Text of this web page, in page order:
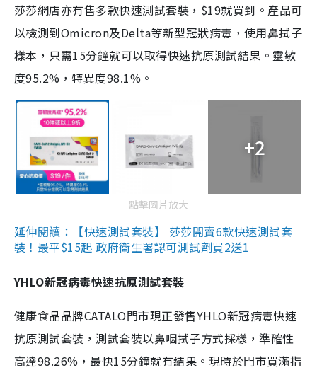
莎莎網店亦有售多款快速測試套裝，$19就買到。產品可
以檢測到Omicron及Delta等新型冠狀病毒，使用鼻拭子
樣本，只需15分鐘就可以取得快速抗原測試結果。靈敏
度95.2%，特異度98.1%。
+2
點擊圖片放大
延伸閱讀：【快速測試套裝】 莎莎開賣6款快速測試套
裝！最平$15起 政府衛生署認可測試劑買2送1
YHLO新冠病毒快速抗原測試套裝
健康食品品牌CATALO門市現正發售YHLO新冠病毒快速
抗原測試套裝，測試套裝以鼻咽拭子方式採樣，準確性
高達98.26%，最快15分鐘就有結果。現時於門市買滿指